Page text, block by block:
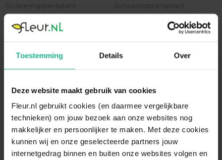
Toestemming Details Over
Deze website maakt gebruik van cookies
Fleur.nl gebruikt cookies (en daarmee vergelijkbare
technieken) om jouw bezoek aan onze websites nog
makkelijker en persoonlijker te maken. Met deze cookies
kunnen wij en onze geselecteerde partners jouw
internetgedrag binnen en buiten onze websites volgen en
Schoenlappersplant
5-20 cm
Schoenlappersplant
€ 4,80